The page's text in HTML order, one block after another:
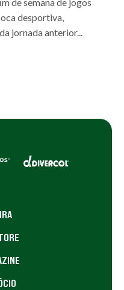
desportiva,
jornada anterior...